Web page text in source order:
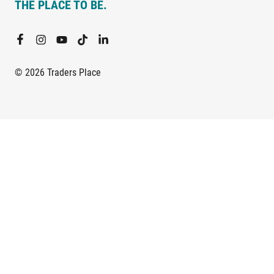
Depot-Übertrags nicht auf deine Wertpapiere
THE PLACE TO BE.
© 2026 Traders Place